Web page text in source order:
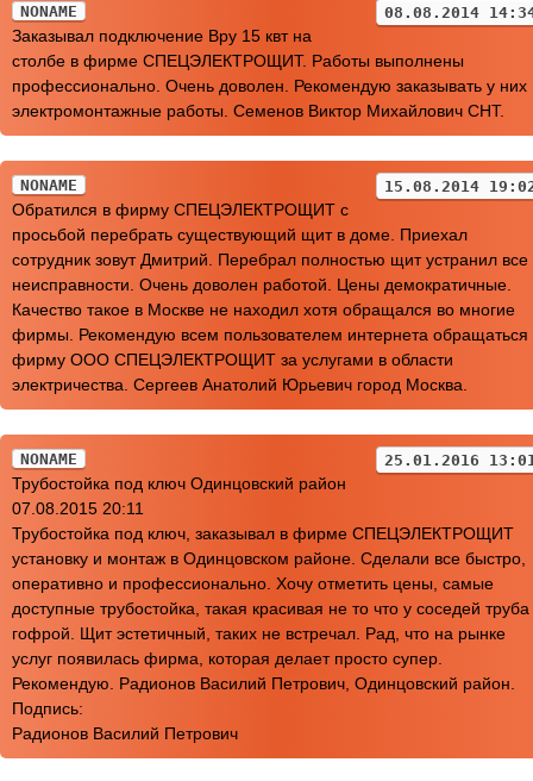
NONAME 08.08.2014
Заказывал подключение Вру 15 квт на
столбе в фирме СПЕЦЭЛЕКТРОЩИТ. Работы выполнены
профессионально. Очень доволен. Рекомендую заказывать у них
электромонтажные работы. Семенов Виктор Михайлович СНТ.
NONAME 15.08.2014
Обратился в фирму СПЕЦЭЛЕКТРОЩИТ с
просьбой перебрать существующий щит в доме. Приехал
сотрудник зовут Дмитрий. Перебрал полностью щит устранил все
неисправности. Очень доволен работой. Цены демократичные.
Качество такое в Москве не находил хотя обращался во многие
фирмы. Рекомендую всем пользователем интернета обращаться
фирму ООО СПЕЦЭЛЕКТРОЩИТ за услугами в области
электричества. Сергеев Анатолий Юрьевич город Москва.
NONAME 25.01.2016
Трубостойка под ключ Одинцовский район
07.08.2015 20:11
Трубостойка под ключ, заказывал в фирме СПЕЦЭЛЕКТРОЩИТ
установку и монтаж в Одинцовском районе. Сделали все быстро,
оперативно и профессионально. Хочу отметить цены, самые
доступные трубостойка, такая красивая не то что у соседей труба
гофрой. Щит эстетичный, таких не встречал. Рад, что на рынке
услуг появилась фирма, которая делает просто супер.
Рекомендую. Радионов Василий Петрович, Одинцовский район.
Подпись:
Радионов Василий Петрович